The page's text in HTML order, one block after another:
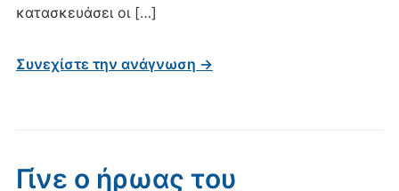
κατασκευάσει οι […]
Συνεχίστε την ανάγνωση →
Γίνε ο ήρωας του